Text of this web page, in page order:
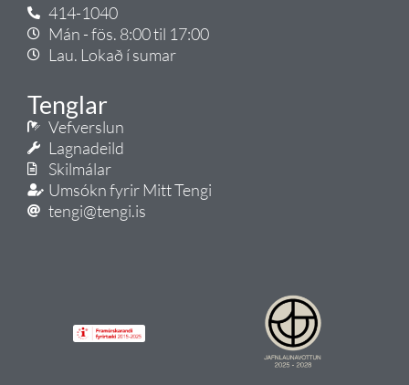
414-1040
Mán - fös. 8:00 til 17:00
Lau. Lokað í sumar
Tenglar
Vefverslun
Lagnadeild
Skilmálar
Umsókn fyrir Mitt Tengi
tengi@tengi.is